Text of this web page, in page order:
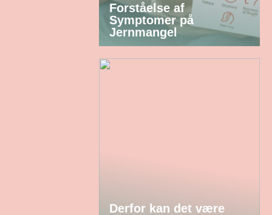
Forståelse af
Symptomer på
Jernmangel
Derfor kan det være